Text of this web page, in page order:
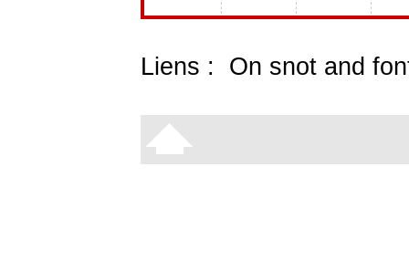
Liens : On snot and